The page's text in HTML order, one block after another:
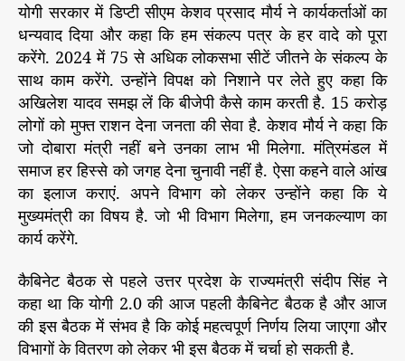
योगी सरकार में डिप्टी सीएम केशव प्रसाद मौर्य ने कार्यकर्ताओं का
धन्यवाद दिया और कहा कि हम संकल्प पत्र के हर वादे को पूरा
करेंगे. 2024 में 75 से अधिक लोकसभा सीटें जीतने के संकल्प के
साथ काम करेंगे. उन्होंने विपक्ष को निशाने पर लेते हुए कहा कि
अखिलेश यादव समझ लें कि बीजेपी कैसे काम करती है. 15 करोड़
लोगों को मुफ्त राशन देना जनता की सेवा है. केशव मौर्य ने कहा कि
जो दोबारा मंत्री नहीं बने उनका लाभ भी मिलेगा. मंत्रिमंडल में
समाज हर हिस्से को जगह देना चुनावी नहीं है. ऐसा कहने वाले आंख
का इलाज कराएं. अपने विभाग को लेकर उन्होंने कहा कि ये
मुख्यमंत्री का विषय है. जो भी विभाग मिलेगा, हम जनकल्याण का
कार्य करेंगे.
कैबिनेट बैठक से पहले उत्तर प्रदेश के राज्यमंत्री संदीप सिंह ने
कहा था कि योगी 2.0 की आज पहली कैबिनेट बैठक है और आज
की इस बैठक में संभव है कि कोई महत्वपूर्ण निर्णय लिया जाएगा और
विभागों के वितरण को लेकर भी इस बैठक में चर्चा हो सकती है.